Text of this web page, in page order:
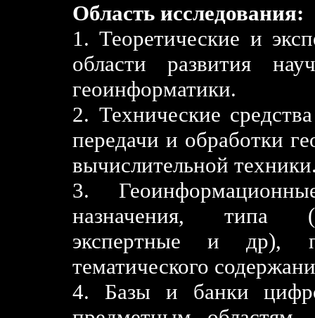
Область исследования:
1. Теоретические и
области развития
геоинформатики.
2. Технические
передачи и обработки
вычислительной
3.
назначения, типа
экспертные и др),
тематического
4. Базы и банки